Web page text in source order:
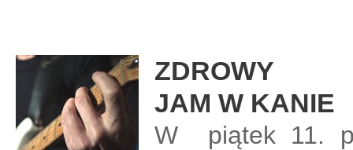
ZDROWY
JAM W KANIE
W piątek 11.